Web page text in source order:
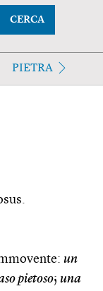
CERCA
PIETRA
un
pietoso; una